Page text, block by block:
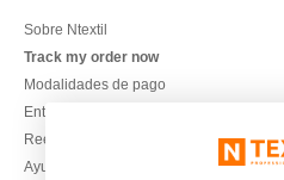
Sobre Ntextil
Track my order now
Modalidades de pago
Entrega
Reembolsos / devoluciones
Ayuda & FAQs